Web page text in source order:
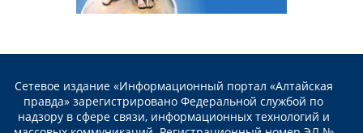
Сетевое издание «Информационный портал «Алтайская
правда» зарегистрировано Федеральной службой по
надзору в сфере связи, информационных технологий и